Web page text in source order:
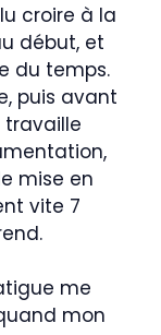
croire à la
début, et
du temps.
puis avant
travaille
mise en
vite 7
me
mon